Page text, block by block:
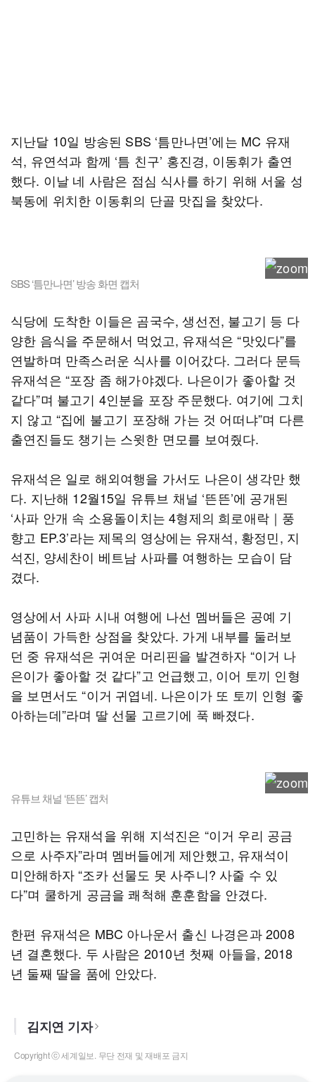
지난달 10일 방송된 SBS ‘틈만나면’에는 MC 유재
석, 유연석과 함께 ‘틈 친구’ 홍진경, 이동휘가 출연
했다. 이날 네 사람은 점심 식사를 하기 위해 서울 성
북동에 위치한 이동휘의 단골 맛집을 찾았다.
SBS ‘틈만나면’ 방송 화면 캡처
식당에 도착한 이들은 곰국수, 생선전, 불고기 등 다
양한 음식을 주문해서 먹었고, 유재석은 “맛있다”를
연발하며 만족스러운 식사를 이어갔다. 그러다 문득
유재석은 “포장 좀 해가야겠다. 나은이가 좋아할 것
같다”며 불고기 4인분을 포장 주문했다. 여기에 그치
지 않고 “집에 불고기 포장해 가는 것 어떠냐”며 다른
출연진들도 챙기는 스윗한 면모를 보여줬다.
유재석은 일로 해외여행을 가서도 나은이 생각만 했
다. 지난해 12월15일 유튜브 채널 ‘뜬뜬’에 공개된
‘사파 안개 속 소용돌이치는 4형제의 희로애락｜풍
향고 EP.3’라는 제목의 영상에는 유재석, 황정민, 지
석진, 양세찬이 베트남 사파를 여행하는 모습이 담
겼다.
영상에서 사파 시내 여행에 나선 멤버들은 공예 기
념품이 가득한 상점을 찾았다. 가게 내부를 둘러보
던 중 유재석은 귀여운 머리핀을 발견하자 “이거 나
은이가 좋아할 것 같다”고 언급했고, 이어 토끼 인형
을 보면서도 “이거 귀엽네. 나은이가 또 토끼 인형 좋
아하는데”라며 딸 선물 고르기에 푹 빠졌다.
유튜브 채널 ‘뜬뜬’ 캡처
고민하는 유재석을 위해 지석진은 “이거 우리 공금
으로 사주자”라며 멤버들에게 제안했고, 유재석이
미안해하자 “조카 선물도 못 사주니? 사줄 수 있
다”며 쿨하게 공금을 쾌척해 훈훈함을 안겼다.
한편 유재석은 MBC 아나운서 출신 나경은과 2008
년 결혼했다. 두 사람은 2010년 첫째 아들을, 2018
년 둘째 딸을 품에 안았다.
김지연 기자
Copyright ⓒ 세계일보. 무단 전재 및 재배포 금지